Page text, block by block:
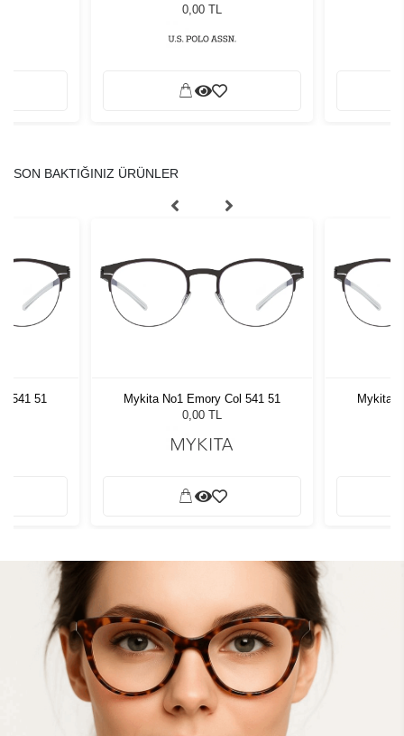
0,00 TL
SON BAKTIĞINIZ ÜRÜNLER
541 51
Mykita No1 Emory Col 541 51
0,00 TL
Mykita